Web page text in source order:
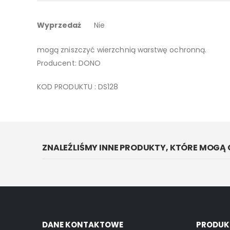
Obrazek osadzony jest na lakierowanym drewnie,
mogą zniszczyć wierzchnią warstwę ochronną.
Producent: DONO
KOD PRODUKTU : DS128
Więcej
Wyprzedaż Nie
ZNALEŹLIŚMY INNE PRODUKTY, KTÓRE
DANE KONTAKTOWE